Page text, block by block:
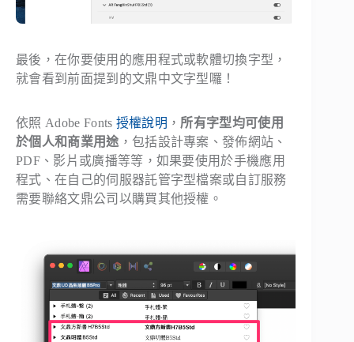
最後，在你要使用的應用程式或軟體切換字型，
就會看到前面提到的文鼎中文字型囉！
依照 Adobe Fonts 授權說明 ， 所有字型均可使用
於個人和商業用途 ，包括設計專案、發佈網站、
PDF、影片或廣播等等，如果要使用於手機應用
程式、在自己的伺服器託管字型檔案或自訂服務
需要聯絡文鼎公司以購買其他授權。